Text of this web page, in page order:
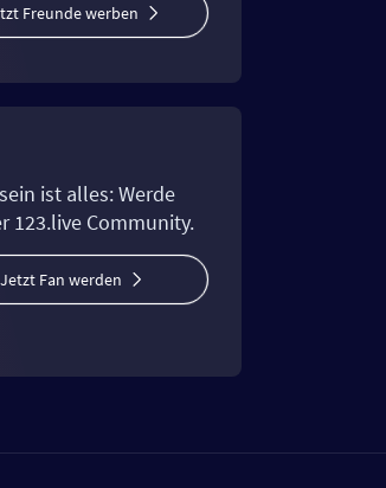
Freunde werben
ist alles: Werde
123.live Community.
Jetzt Fan werden